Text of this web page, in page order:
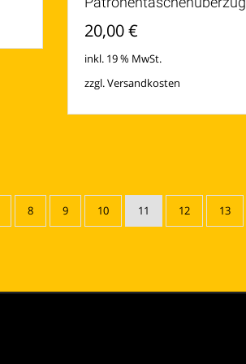
20,00€
inkl. 19 % MwSt.
zzgl.Versandkosten
8 9 10 11 12 13